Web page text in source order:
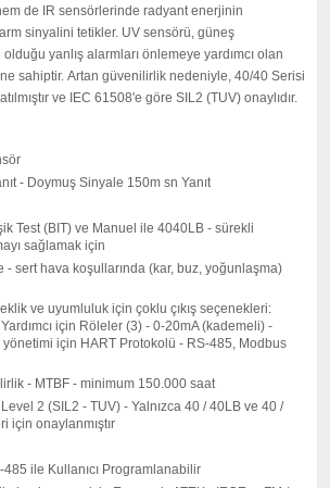
de IR sensörlerinde radyant enerjinin
sinyalini tetikler. UV sensörü, güneş
yanlış alarmları önlemeye yardımcı olan
sahiptir. Artan güvenilirlik nedeniyle, 40/40 Serisi
ve IEC 61508'e göre SIL2 (TUV) onaylıdır.
- Doymuş Sinyale 150m sn Yanıt
Test (BIT) ve Manuel ile 4040LB - sürekli
sağlamak için
- sert hava koşullarında (kar, buz, yoğunlaşma)
ve uyumluluk için çoklu çıkış seçenekleri:
için Röleler (3) - 0-20mA (kademeli) -
yönetimi için HART Protokolü - RS-485, Modbus
- MTBF - minimum 150.000 saat
2 (SIL2 - TUV) - Yalnızca 40 / 40LB ve 40 /
için onaylanmıştır
485 ile Kullanıcı Programlanabilir